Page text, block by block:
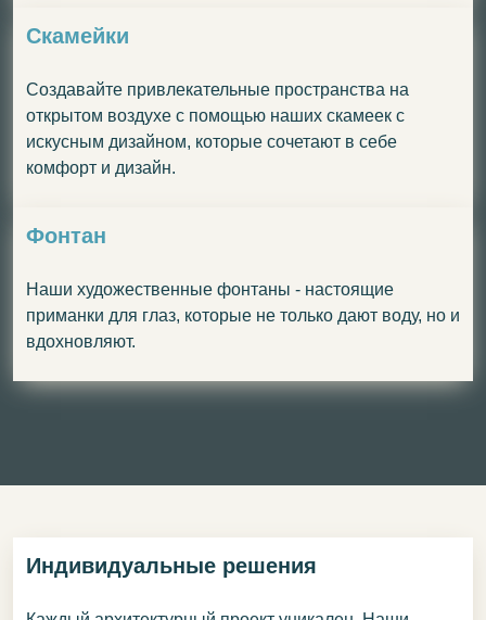
Скамейки
Создавайте привлекательные пространства на
открытом воздухе с помощью наших скамеек с
искусным дизайном, которые сочетают в себе
комфорт и дизайн.
Фонтан
Наши художественные фонтаны - настоящие
приманки для глаз, которые не только дают воду, но и
вдохновляют.
Индивидуальные решения